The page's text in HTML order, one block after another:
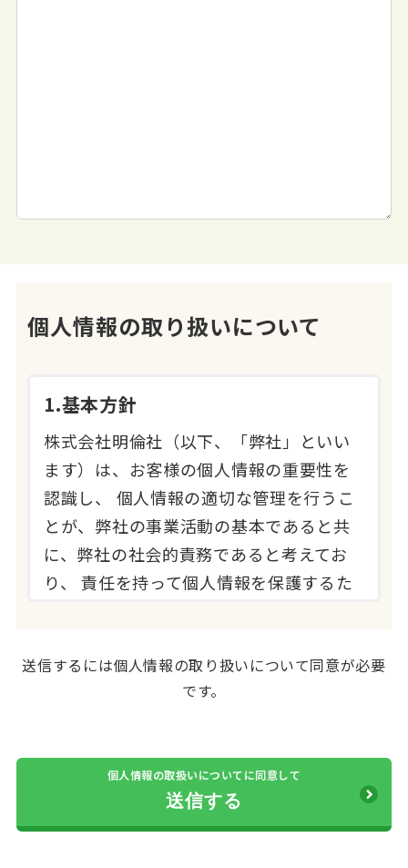
個人情報の取り扱いについて
1.基本方針
株式会社明倫社（以下、「弊社」といい
ます）は、お客様の個人情報の重要性を
認識し、 個人情報の適切な管理を行うこ
とが、弊社の事業活動の基本であると共
に、弊社の社会的責務であると考えてお
り、 責任を持って個人情報を保護するた
2.個人情報の定義
本個人情報保護方針における「個人情
連業務、ご遺体搬送業務、 法事・法要、
生花・ご供花承り業務、会員制運営業務
等、以下、「弊社取り扱い業務」といい
送信するには個人情報の取り扱いについて同意が必要
です。
個人情報の取扱いについてに同意して